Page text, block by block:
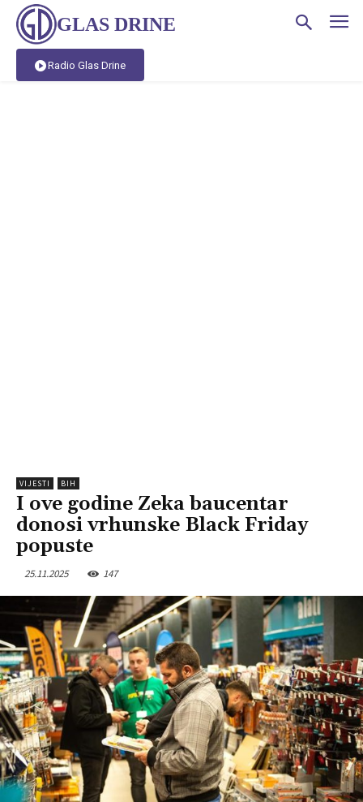
GLAS DRINE
Radio Glas Drine
VIJESTI BIH
I ove godine Zeka baucentar
donosi vrhunske Black Friday
popuste
25.11.2025 147